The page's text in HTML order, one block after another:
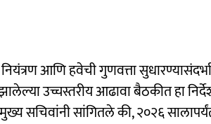
आणि हवेची गुणवत्ता
उच्चस्तरीय आढावा बैठकीत हा
सचिवांनी सांगितले की, २०२६